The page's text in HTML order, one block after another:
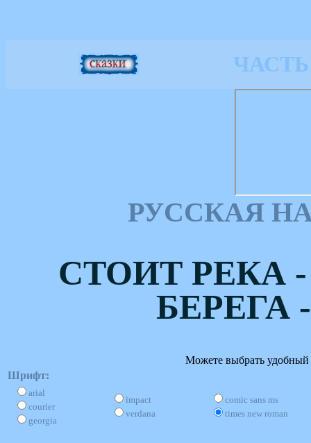
РУССКАЯ
СТОИТ РЕКА
БЕРЕГА
Можете выбрать удобный
Шрифт:
arial
courier
georgia
impact
verdana
comic sans ms
times new roman